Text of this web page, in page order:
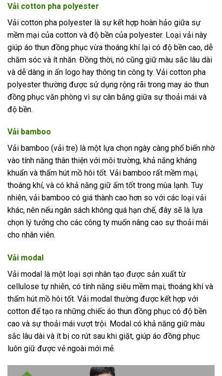
Vải cotton pha polyester
Vải cotton pha polyester là sự kết hợp hoàn hảo giữa sự
mềm mại của cotton và độ bền của polyester. Loại vải này
giúp áo thun đồng phục vừa thoáng khí lại có độ bền cao, dễ
chăm sóc và ít nhăn. Đồng thời, nó cũng giữ màu sắc lâu dài
và dễ dàng in ấn logo hay thông tin công ty. Vải cotton pha
polyester thường được sử dụng rộng rãi trong may áo thun
đồng phục văn phòng vì sự cân bằng giữa sự thoải mái và
độ bền.
Vải bamboo
Vải bamboo (vải tre) là một lựa chọn ngày càng phổ biến nhờ
vào tính năng thân thiện với môi trường, khả năng kháng
khuẩn và thấm hút mồ hôi tốt. Vải bamboo rất mềm mại,
thoáng khí, và có khả năng giữ ấm tốt trong mùa lạnh. Tuy
nhiên, vải bamboo có giá thành cao hơn so với các loại vải
khác, nên nếu ngân sách không quá hạn chế, đây sẽ là lựa
chọn lý tưởng cho các công ty muốn nâng cao sự thoải mái
cho nhân viên.
Vải modal
Vải modal là một loại sợi nhân tạo được sản xuất từ
cellulose tự nhiên, có tính năng siêu mềm mại, thoáng khí và
thấm hút mồ hôi tốt. Vải modal thường được kết hợp với
cotton để tạo ra những chiếc áo thun đồng phục có độ bền
cao và sự thoải mái vượt trội. Modal có khả năng giữ màu
sắc lâu dài và ít bị co rút sau khi giặt, giúp áo đồng phục
luôn giữ được vẻ ngoài mới mẻ.